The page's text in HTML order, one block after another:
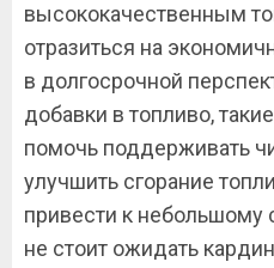
высококачественным
отразиться на
в долгосрочной
добавки в топливо,
помочь поддерживать
улучшить сгорание
привести к небольшому
не стоит ожидать